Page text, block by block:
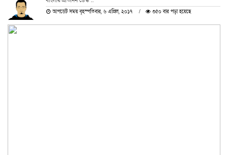
আপডেট সময় বৃহস্পতিবার, ৬ এপ্রিল, ২০১৭ ৩৫০ বার পড়া হয়েছে